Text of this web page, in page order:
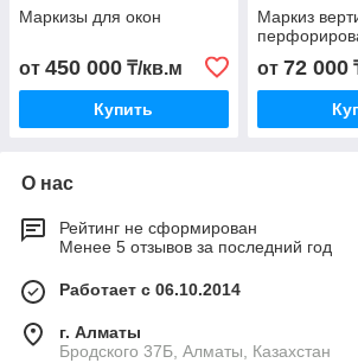
Маркизы для окон
от 450 000 ₸/кв.м
Купить
Маркиз
от 72 000
О нас
Рейтинг не сформирован
Менее 5 отзывов за последний год
Работает с 06.10.2014
г. Алматы
Бродского 37Б, Алматы, Казахстан